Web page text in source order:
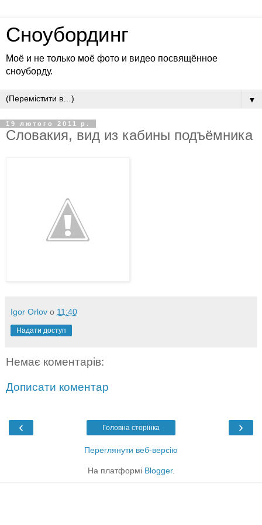
Сноубординг
Моё и не только моё фото и видео посвящённое
сноуборду.
▼
19 лютого 2011 р.
Словакия, вид из кабины подъёмника
Igor Orlov о 11:40
Надати доступ
Немає коментарів:
Дописати коментар
‹ ›
Головна сторінка
Переглянути веб-версію
На платформі Blogger.